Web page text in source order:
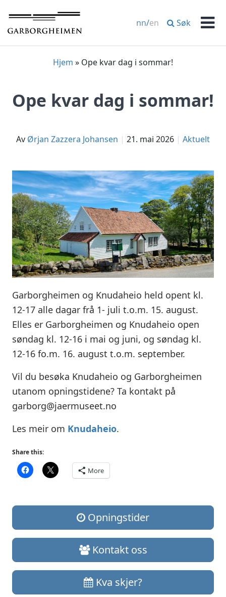
innhold
nn/en Søk
Hjem » Ope kvar dag i sommar!
Ope kvar dag i sommar!
av Ørjan Zazzera Johansen 21. mai 2026 Aktuelt
Garborgheimen og Knudaheio held opent kl.
12-17 alle dagar frå 1- juli t.o.m. 15. august.
Elles er Garborgheimen og Knudaheio open
søndag kl. 12-16 i mai og juni, og søndag kl.
12-16 fo.m. 16. august t.o.m. september.
Vil du besøka Knudaheio og Garborgheimen
utanom opningstidene? Ta kontakt på
garborg@jaermuseet.no
Les meir om Knudaheio.
Share this:
More
Opningstider
Kontakt oss
Kva skjer?